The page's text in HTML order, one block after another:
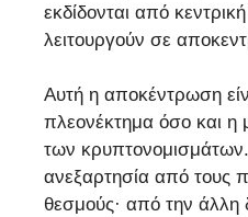
εκδίδονται από
λειτουργούν σε
Αυτή η αποκέντρωση
πλεονέκτημα όσο και η
των
ανεξαρτησία από τους
θεσμούς· από την άλλη